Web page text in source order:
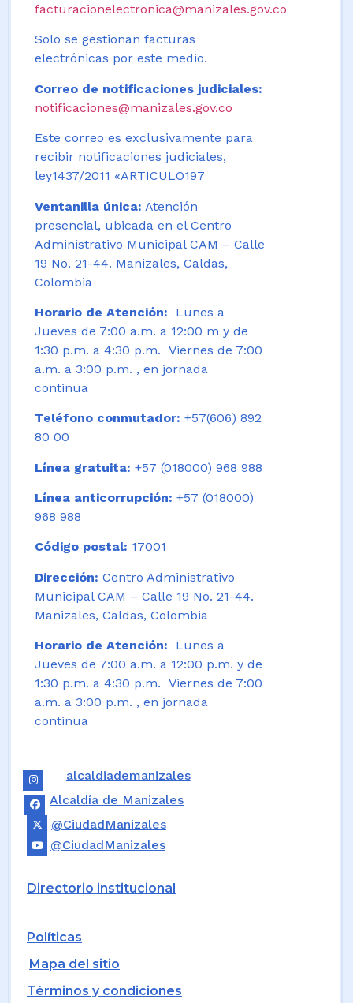
facturacionelectronica@manizales.gov.co
Solo se gestionan facturas
electrónicas por este medio.
Correo de notificaciones judiciales:
notificaciones@manizales.gov.co
Este correo es exclusivamente para
recibir notificaciones judiciales,
ley1437/2011 «ARTICULO197
Ventanilla única: Atención
presencial, ubicada en el Centro
Administrativo Municipal CAM – Calle
19 No. 21-44. Manizales, Caldas,
Colombia
Horario de Atención:
Lunes a
Jueves de 7:00 a.m. a 12:00 m y de
1:30 p.m. a 4:30 p.m. Viernes de 7:00
a.m. a 3:00 p.m. , en jornada
continua
Teléfono conmutador: +57(606) 892
80 00
Línea gratuita: +57 (018000) 968 988
Línea anticorrupción: +57 (018000)
968 988
Código postal: 17001
Dirección: Centro Administrativo
Municipal CAM – Calle 19 No. 21-44.
Manizales, Caldas, Colombia
Horario de Atención: Lunes a
Jueves de 7:00 a.m. a 12:00 p.m. y de
1:30 p.m. a 4:30 p.m. Viernes de 7:00
a.m. a 3:00 p.m. , en jornada
continua
alcaldiademanizales
Alcaldía de Manizales
@CiudadManizales
@CiudadManizales
Directorio institucional
Políticas
Mapa del sitio
Términos y condiciones